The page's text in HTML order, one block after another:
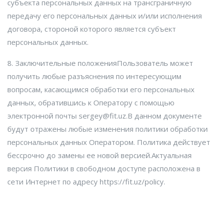
субъекта персональных данных на трансграничную
передачу его персональных данных и/или исполнения
договора, стороной которого является субъект
персональных данных.
8. Заключительные положенияПользователь может
получить любые разъяснения по интересующим
вопросам, касающимся обработки его персональных
данных, обратившись к Оператору с помощью
электронной почты sergey@fit.uz.В данном документе
будут отражены любые изменения политики обработки
персональных данных Оператором. Политика действует
бессрочно до замены ее новой версией.Актуальная
версия Политики в свободном доступе расположена в
сети Интернет по адресу https://fit.uz/policy.